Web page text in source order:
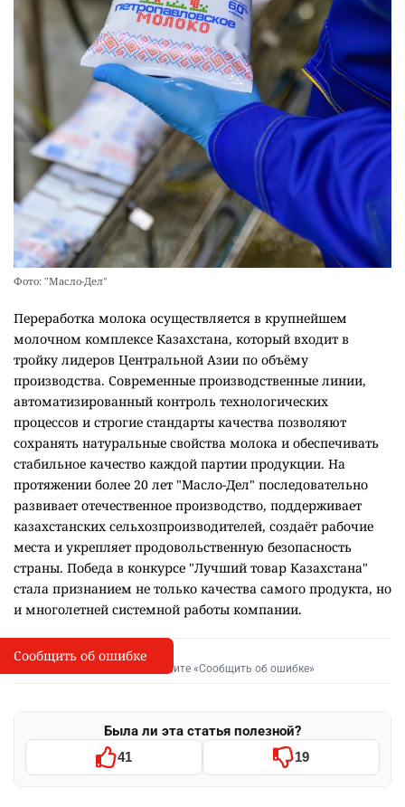
Фото: "Масло-Дел"
Переработка молока осуществляется в крупнейшем
молочном комплексе Казахстана, который входит в
тройку лидеров Центральной Азии по объёму
производства. Современные производственные линии,
автоматизированный контроль технологических
процессов и строгие стандарты качества позволяют
сохранять натуральные свойства молока и обеспечивать
стабильное качество каждой партии продукции. На
протяжении более 20 лет "Масло-Дел" последовательно
развивает отечественное производство, поддерживает
казахстанских сельхозпроизводителей, создаёт рабочие
места и укрепляет продовольственную безопасность
страны. Победа в конкурсе "Лучший товар Казахстана"
стала признанием не только качества самого продукта, но
и многолетней системной работы компании.
I
Сообщить об опечатке
Выделите фрагмент и нажмите «Сообщить об ошибке»
Была ли эта статья полезной?
41 19
Сообщить об ошибке